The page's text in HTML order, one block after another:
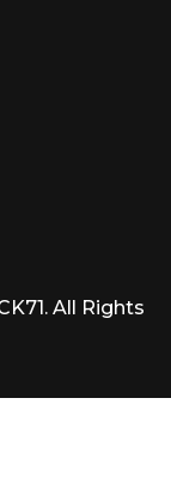
All Rights